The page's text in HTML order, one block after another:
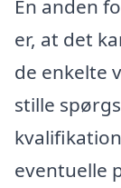
En anden
er, at det
de enkelte
stille
eventuelle